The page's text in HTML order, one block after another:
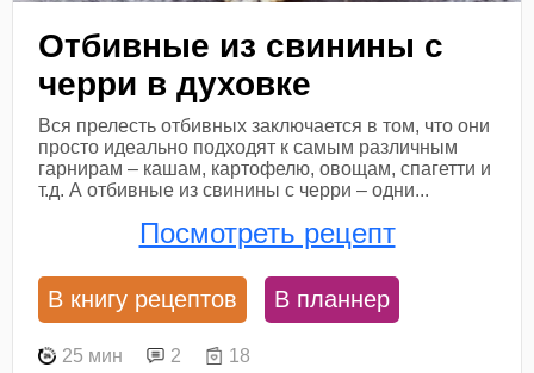
Отбивные из свинины с
черри в духовке
Вся прелесть отбивных заключается в том, что они
просто идеально подходят к самым различным
гарнирам – кашам, картофелю, овощам, спагетти и
т.д. А отбивные из свинины с черри – одни...
Посмотреть рецепт
В книгу рецептов В планнер
25 мин 2 18